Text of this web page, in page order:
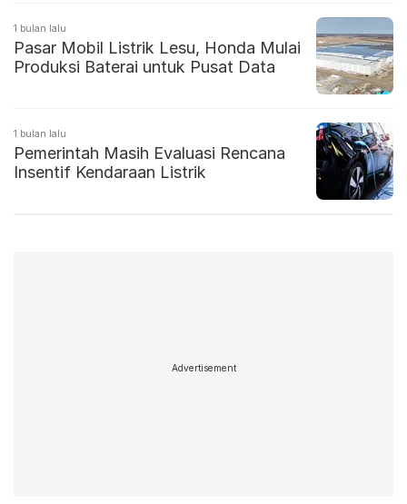
1 bulan lalu
Pasar Mobil Listrik Lesu, Honda Mulai
Produksi Baterai untuk Pusat Data
1 bulan lalu
Pemerintah Masih Evaluasi Rencana
Insentif Kendaraan Listrik
Advertisement